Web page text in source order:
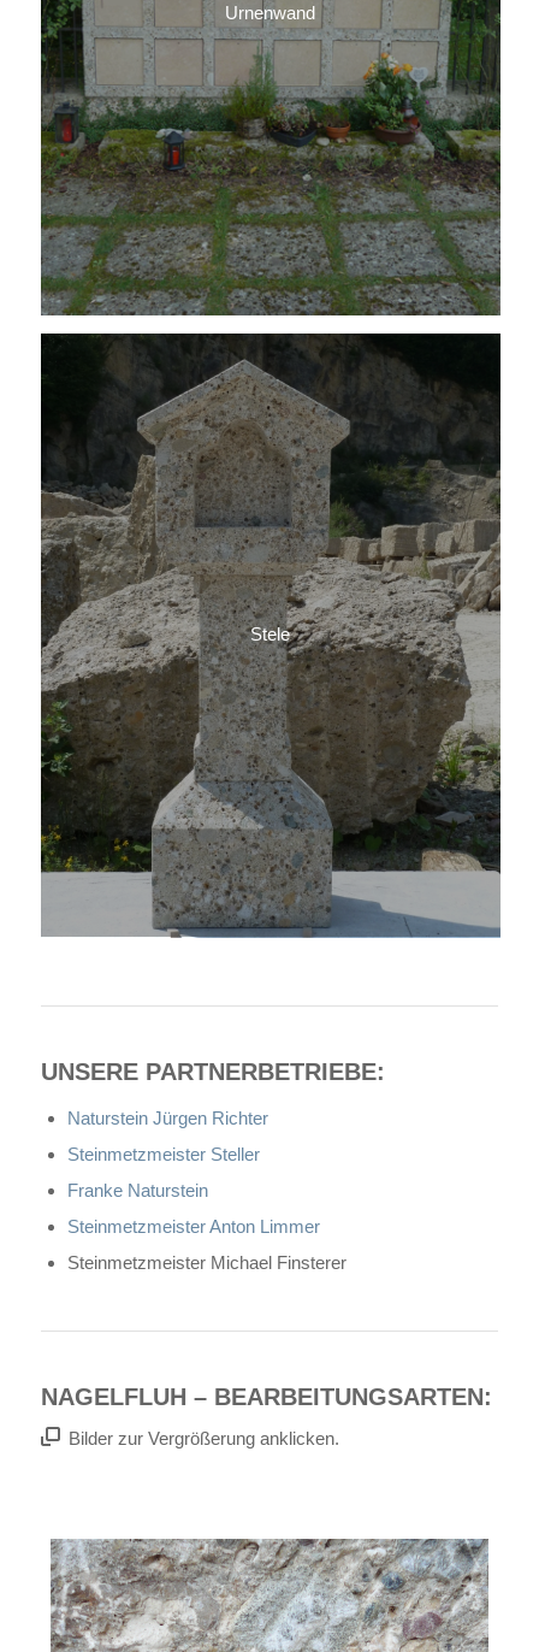
Urnenwand
Stele
UNSERE PARTNERBETRIEBE:
Naturstein Jürgen Richter
Steinmetzmeister Steller
Franke Naturstein
Steinmetzmeister Anton Limmer
Steinmetzmeister Michael Finsterer
NAGELFLUH – BEARBEITUNGSARTEN:
Bilder zur Vergrößerung anklicken.